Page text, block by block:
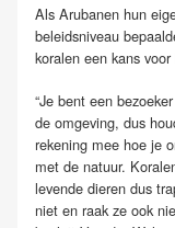
Als Arubanen hun
beleidsniveau
koralen een kans
“Je bent een
de omgeving, dus
rekening mee hoe je
met de natuur.
levende dieren dus
niet en raak ze ook